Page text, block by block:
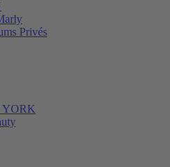
Privés
YORK